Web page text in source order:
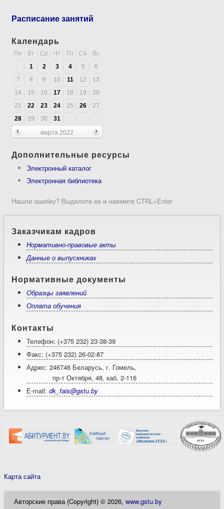
Расписание занятий
Календарь
Пн Вт Ср Чт Пт Сб
Вс
1
2 3 4 5
6
7
8 9 10 11 12
13
14
15 16 17 18 19
20
21
22 23 24 25 26
27
28
29 30
31
марта 2022
Дополнительные ресурсы
Электронный каталог
Электронная библиотека
Нашли ошибку? Выделите ее и нажмите CTRL+Enter
Заказчикам кадров
Нормативно-правовые акты
Данные о выпускниках
Нормативные документы
Образцы заявлений
Оплата обучения
Контакты
Телефон: (+375 232) 23-38-39
Факс: (+375 232) 26-02-87
Адрес: 246746 Беларусь, г. Гомель,
пр-т Октября, 48, каб. 2-116
E-mail:dk_fais@gstu.by
Карта сайта
Авторские права (Copyright) © 2026, www.gstu.by